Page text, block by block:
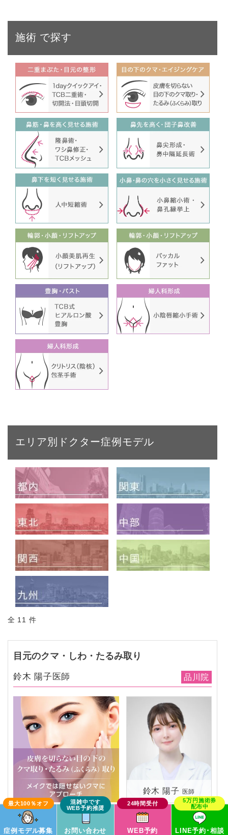
施術 で探す
エリア別ドクター症例モデル
全 11 件
目元のクマ・しわ・たるみ取り
鈴木 陽子医師 品川院
鈴木 陽子 医師
この症例モデルで予約
症例モデル募集 お問い合わせ WEB予約 LINE予約･相談